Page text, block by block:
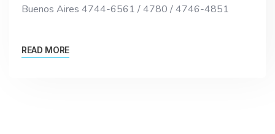
Buenos Aires 4744-6561 / 4780 / 4746-4851
READ MORE